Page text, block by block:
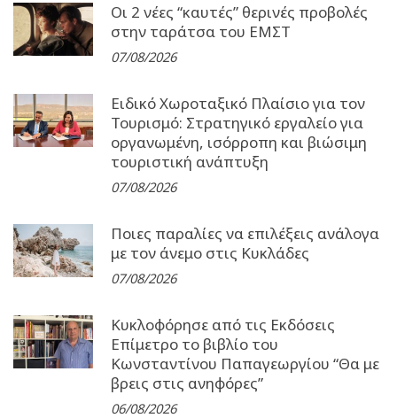
Οι 2 νέες “καυτές” θερινές προβολές
στην ταράτσα του ΕΜΣΤ
07/08/2026
Ειδικό Χωροταξικό Πλαίσιο για τον
Τουρισμό: Στρατηγικό εργαλείο για
οργανωμένη, ισόρροπη και βιώσιμη
τουριστική ανάπτυξη
07/08/2026
Ποιες παραλίες να επιλέξεις ανάλογα
με τον άνεμο στις Κυκλάδες
07/08/2026
Κυκλοφόρησε από τις Εκδόσεις
Επίμετρο το βιβλίο του
Κωνσταντίνου Παπαγεωργίου “Θα με
βρεις στις ανηφόρες”
06/08/2026